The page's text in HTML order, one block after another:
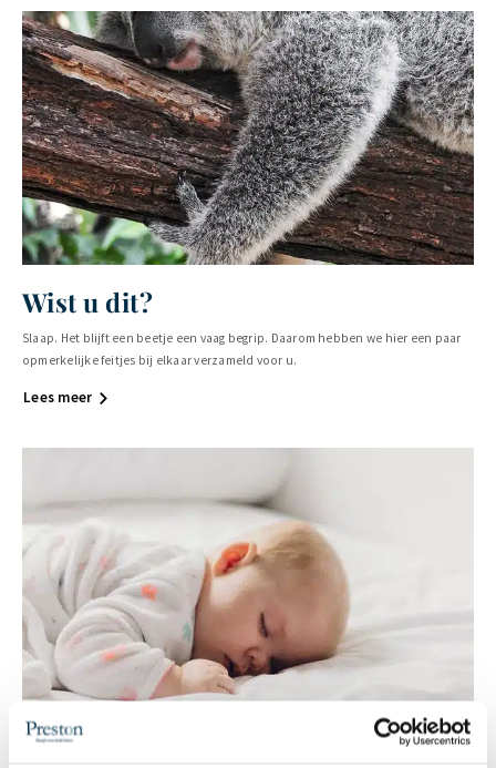
Wist u dit?
Slaap. Het blijft een beetje een vaag begrip. Daarom hebben we hier een paar
opmerkelijke feitjes bij elkaar verzameld voor u.
Lees meer
Slaap lekker